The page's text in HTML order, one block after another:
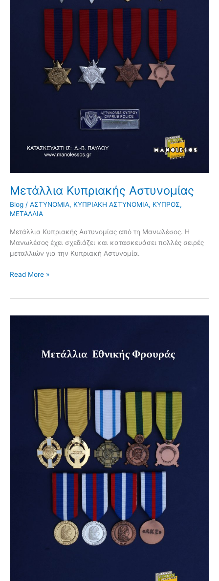
Μετάλλια Κυπριακής Αστυνομίας
Blog / ΑΣΤΥΝΟΜΙΑ, ΚΥΠΡΙΑΚΗ ΑΣΤΥΝΟΜΙΑ, ΚΥΠΡΟΣ,
ΜΕΤΑΛΛΙΑ
Μετάλλια Κυπριακής Αστυνομίας από τη Μανωλέσος. Η
Μανωλέσος έχει σχεδιάζει και κατασκευάσει πολλές σειρές
μεταλλιών για την Κυπριακή Αστυνομία.
Read More »